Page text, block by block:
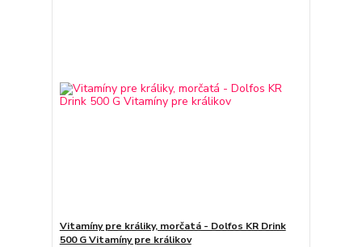
Vitamíny pre králiky, morčatá - Dolfos KR Drink
500 G Vitamíny pre králikov